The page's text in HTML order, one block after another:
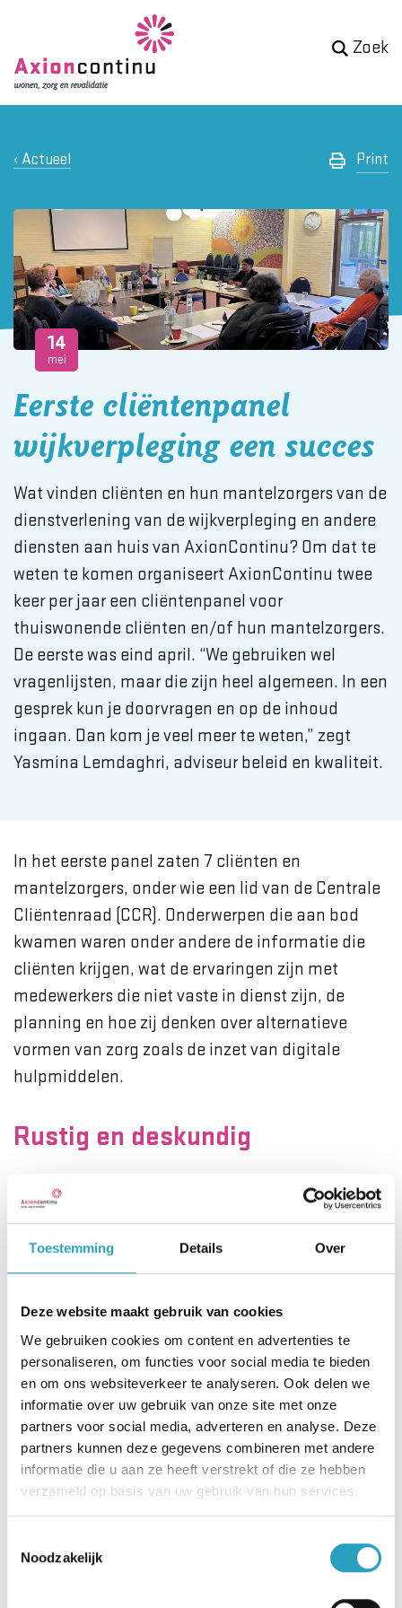
Toestemming Details Over
Deze website maakt gebruik van cookies
We gebruiken cookies om content en advertenties te
personaliseren, om functies voor social media te bieden
en om ons websiteverkeer te analyseren. Ook delen we
informatie over uw gebruik van onze site met onze
partners voor social media, adverteren en analyse. Deze
partners kunnen deze gegevens combineren met andere
informatie die u aan ze heeft verstrekt of die ze hebben
verzameld op basis van uw gebruik van hun services.
Noodzakelijk
Zoek
Actueel Print
14
mei
Eerste cliëntenpanel
wijkverpleging een succes
Wat vinden cliënten en hun mantelzorgers van de
dienstverlening van de wijkverpleging en andere
diensten aan huis van AxionContinu? Om dat te
weten te komen organiseert AxionContinu twee
keer per jaar een cliëntenpanel voor
thuiswonende cliënten en/of hun mantelzorgers.
De eerste was eind april. “We gebruiken wel
vragenlijsten, maar die zijn heel algemeen. In een
gesprek kun je doorvragen en op de inhoud
ingaan. Dan kom je veel meer te weten,” zegt
Yasmina Lemdaghri, adviseur beleid en kwaliteit.
In het eerste panel zaten 7 cliënten en
mantelzorgers, onder wie een lid van de Centrale
Cliëntenraad (CCR). Onderwerpen die aan bod
kwamen waren onder andere de informatie die
cliënten krijgen, wat de ervaringen zijn met
medewerkers die niet vaste in dienst zijn, de
planning en hoe zij denken over alternatieve
vormen van zorg zoals de inzet van digitale
hulpmiddelen.
Rustig en deskundig
de dienstverlening. Zij vertelden dat medewerkers
ook actief stilstaan bij wat mantelzorgers nodig
Wel waren er wat opmerkingen over de inzet van
uitzendkrachten, op momenten dat er
onvoldoende vaste medewerkers beschikbaar
zijn. Cliënten vinden het geen probleem als er
externen worden ingezet, zij snappen dat het
soms niet anders kan. Ze willen het wel graag van
tevoren even weten. Yasmina: “Een mevrouw
vertelde dat er ineens een onbekende meneer in
Cliënten vinden verder dat de medewerkers hun